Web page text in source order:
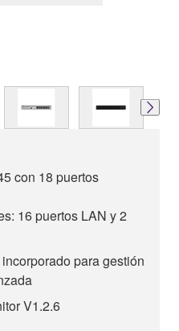
con 18 puertos
16 puertos LAN y 2
para gestión
V1.2.6